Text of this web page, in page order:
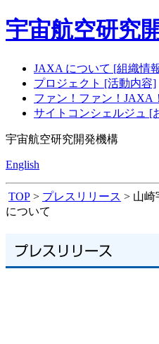
宇宙航空研究
JAXA について [組織情
プロジェクト [活動内容]
ファン！ファン！JAXA
サイトコンシェルジュ [
宇宙航空研究開発機構
English
TOP > プレスリリース > 山崎
について